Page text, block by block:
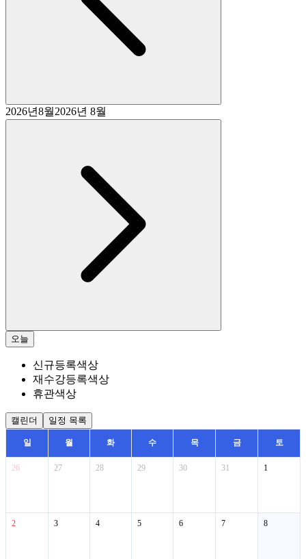
2026년8월2026년 8월
오늘
신규등록색상
재수강등록색상
휴관색상
캘린더 일정 목록
일 월 화 수 목 금 토
26 27 28 29 30 31 1
2 3 4 5 6 7 8